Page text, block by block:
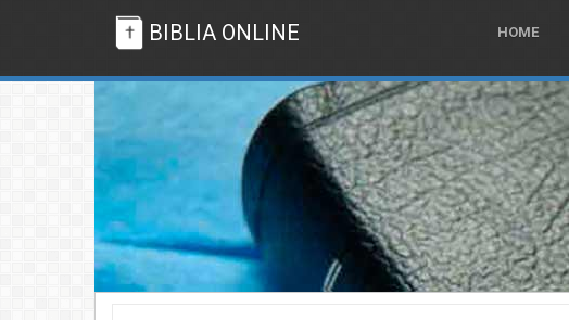
BIBLIA ONLINE HOME